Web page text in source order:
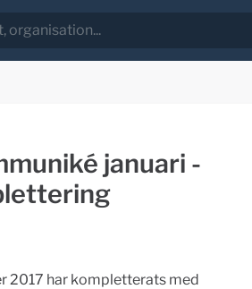
januari -
2017 har kompletterats med